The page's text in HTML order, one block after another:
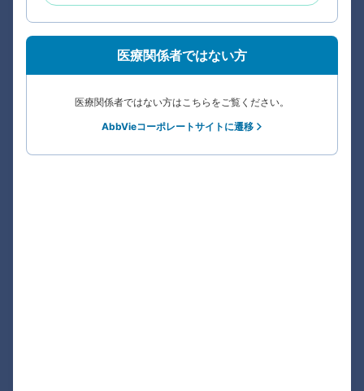
医療関係者ではない方
医療関係者ではない方はこちらをご覧ください。
AbbVieコーポレートサイトに遷移